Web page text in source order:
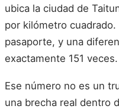
ubica la ciudad de
por kilómetro
pasaporte, y una
exactamente 151 veces.
Ese número no es un
una brecha real dentro